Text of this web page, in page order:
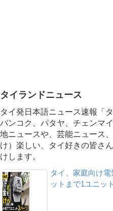
タイランドニュース
タイ発日本語ニュース速報「
バンコク、パタヤ、チェンマ
地ニュースや、芸能ニュース
け）楽しい、タイ好きの皆さ
けします。
タイ、家庭向け
ットまで1ユニッ